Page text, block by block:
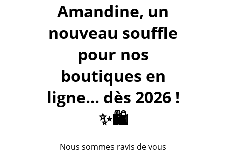
Amandine, un
nouveau souffle
pour nos
boutiques en
ligne... dès 2026 !
✨🛍️
Nous sommes ravis de vous